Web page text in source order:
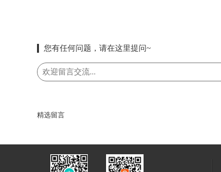
您有任何问题，请在这里提问~
精选留言